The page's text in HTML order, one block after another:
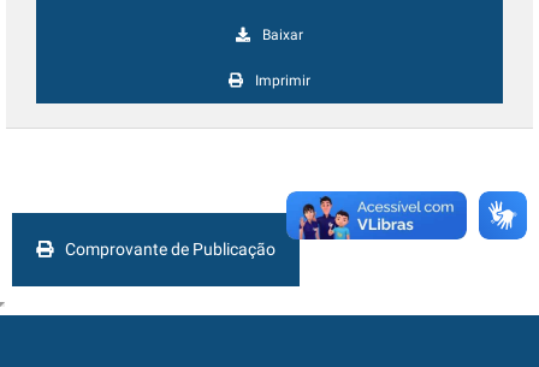
Baixar
Imprimir
Comprovante de Publicação